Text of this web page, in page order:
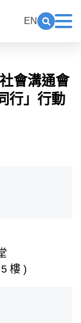
EN
會溝通會
行」行動
樓 )